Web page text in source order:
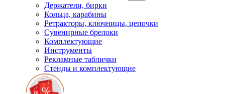
Держатели, бирки
Кольца, карабины
Ретракторы, ключницы, цепочки
Сувенирные брелоки
Комплектующие
Инструменты
Рекламные таблички
Стенды и комплектующие